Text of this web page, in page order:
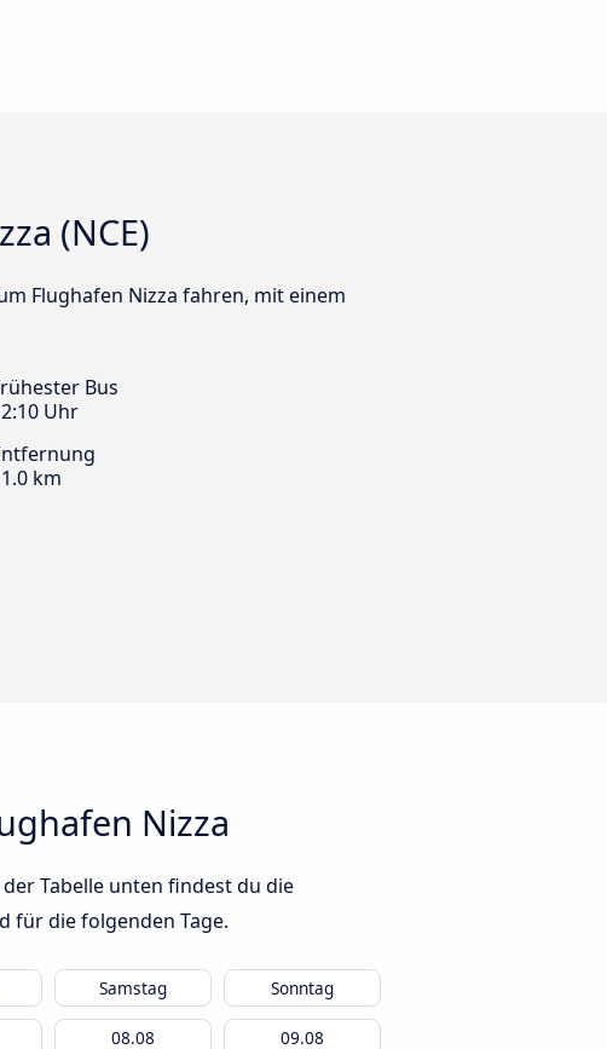
(NCE)
Flughafen Nizza fahren, mit einem
Bus
Uhr
km
Nizza
Tabelle unten findest du die
für die folgenden Tage.
Samstag Sonntag
08.08 09.08